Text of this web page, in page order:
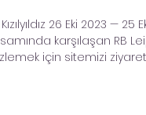
26 Eki 2023 —
karşılaşan RB
için sitemizi ziyaret